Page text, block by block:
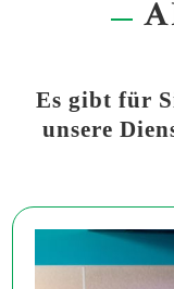
Es gibt für
unsere